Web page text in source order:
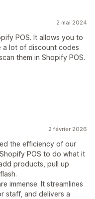
2 mai 2024
POS. It allows you to
a lot of discount codes
them in Shopify POS.
2 février 2026
the efficiency of our
POS to do what it
products, pull up
immense. It streamlines
staff, and delivers a